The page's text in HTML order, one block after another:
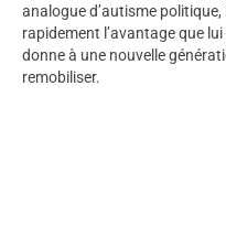
analogue d’autisme politique,
rapidement l’avantage que
donne à une nouvelle
remobiliser.